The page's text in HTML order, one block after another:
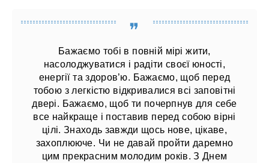
Бажаємо тобі в повній мірі жити,
насолоджуватися і радіти своєї юності,
енергії та здоров’ю. Бажаємо, щоб перед
тобою з легкістю відкривалися всі заповітні
двері. Бажаємо, щоб ти почерпнув для себе
все найкраще і поставив перед собою вірні
цілі. Знаходь завжди щось нове, цікаве,
захоплююче. Чи не давай пройти даремно
цим прекрасним молодим років. З Днем